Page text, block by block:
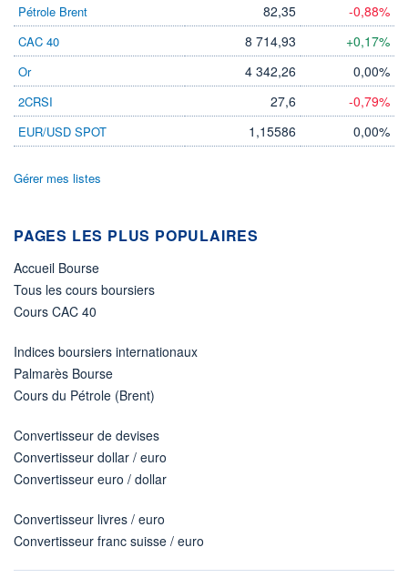
Pétrole Brent
82,35 -0,88%
CAC 40 8 714,93 +0,17%
Or 4 342,26 0,00%
2CRSI 27,6 -0,79%
EUR/USD SPOT 1,15586 0,00%
Gérer mes listes
PAGES LES PLUS POPULAIRES
Accueil Bourse
Tous les cours boursiers
Cours CAC 40
Indices boursiers internationaux
Palmarès Bourse
Cours du Pétrole (Brent)
Convertisseur de devises
Convertisseur dollar / euro
Convertisseur euro / dollar
Convertisseur livres / euro
Convertisseur franc suisse / euro